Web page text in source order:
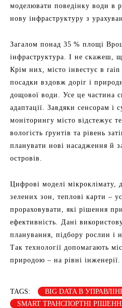
моделювати поведінку води в
нову інфраструктуру з
Загалом понад 35 % площі
інфраструктура. І не скажеш,
Крім них, місто інвестує в rain
посадки вздовж доріг і
дощової води. Усе це частина
адаптації. Завдяки сенсорам і
моніторингу місто відстежує
вологість ґрунтів та рівень
планувати нові насадження й
островів.
Цифрові моделі мікроклімату,
зелених зон, теплові карти –
прораховувати, які рішення
ефективність. Дані
планування, підбору рослин і
Так технології допомагають
природою – на рівні інженерії.
TAGS:
BIG DATA В
SMART ТРАНСПОРТНІ